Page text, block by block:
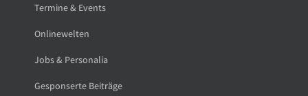
Termine & Events
Onlinewelten
Jobs & Personalia
Gesponserte Beiträge